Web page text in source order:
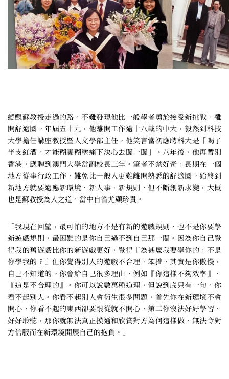
縱觀蘇教授走過的路，不難發現他比一般學者勇於接受新挑戰、離
開舒適圈。年屆五十九，他離開工作逾十八載的中大，毅然到科技
大學擔任講座教授暨人文學部主任。他笑言當初應聘科大是「喝了
半支紅酒，才能糊裹糊塗痛下決心去闖一闖」。八年後，他再暫別
香港，應聘到澳門大學當副校長三年。筆者不禁好奇，長期在一個
地方從事行政工作，難免比一般人更難離開熟悉的舒適圈。始終到
新地方就要適應新環境、新人事、新規則，但不斷創新求變，大概
也是蘇教授為人之道，當中自省尤顯珍貴。
「我現在回望，最可怕的地方不是有新的遊戲規則，也不是你要學
新遊戲規則，最困難的是你自己過不到自己那一關。因為你自己覺
得我的舊遊戲比你的新遊戲更好，覺得『為甚麼我要學你的，不是
你學我的？』但你覺得別人的遊戲不合理、笨拙，其實是你傲慢，
自己不知道的。你會給自己很多理由，例如『你這樣不夠效率』、
『這是不合理的』。你可以說數萬種道理，但說到底只有一句，你
看不起別人。你看不起別人會衍生很多問題，首先你在新環境不會
開心，你看不起的東西卻要跟從就不開心，第二你沒法好好學習、
好好聆聽，那你就無法真正摸通和欣賞對方為何這樣做，無法令對
方信服而在新環境開展自己的抱負。」